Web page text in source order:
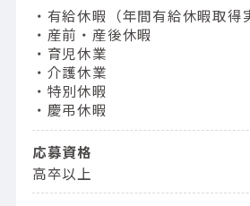
・有給休暇（年間有給休暇取得
・産前・産後休暇
・育児休業
・介護休業
・特別休暇
・慶弔休暇
応募資格
高卒以上